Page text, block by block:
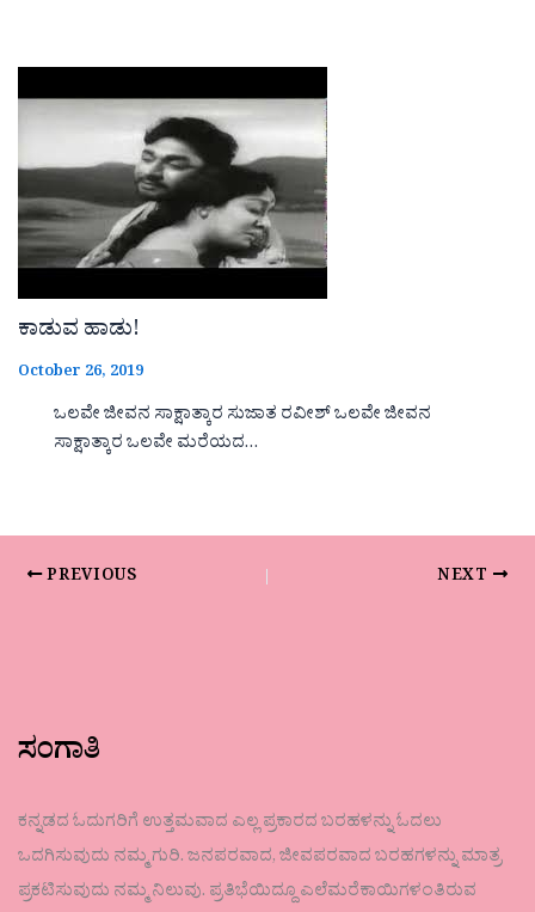
ಕಾಡುವ ಹಾಡು!
October 26, 2019
ಒಲವೇ ಜೀವನ ಸಾಕ್ಷಾತ್ಕಾರ ಸುಜಾತ ರವೀಶ್ ಒಲವೇ ಜೀವನ
ಸಾಕ್ಷಾತ್ಕಾರ ಒಲವೇ ಮರೆಯದ…
PREVIOUS NEXT
ಸಂಗಾತಿ
ಕನ್ನಡದ ಓದುಗರಿಗೆ ಉತ್ತಮವಾದ ಎಲ್ಲ ಪ್ರಕಾರದ ಬರಹಳನ್ನು ಓದಲು
ಒದಗಿಸುವುದು ನಮ್ಮ ಗುರಿ. ಜನಪರವಾದ, ಜೀವಪರವಾದ ಬರಹಗಳನ್ನು ಮಾತ್ರ
ಪ್ರಕಟಿಸುವುದು ನಮ್ಮ ನಿಲುವು. ಪ್ರತಿಭೆಯಿದ್ದೂ ಎಲೆಮರೆಕಾಯಿಗಳಂತಿರುವ